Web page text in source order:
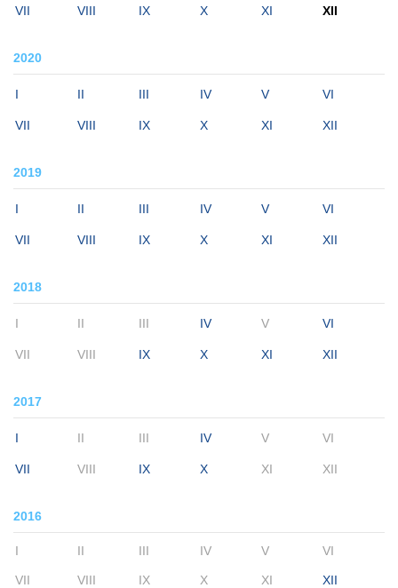
VII VIII IX X XI XII
2020
I II III IV V VI
VII VIII IX X XI XII
2019
I II III IV V VI
VII VIII IX X XI XII
2018
I II III IV V VI
VII VIII IX X XI XII
2017
I II III IV V VI
VII VIII IX X XI XII
2016
I II III IV V VI
VII VIII IX X XI XII